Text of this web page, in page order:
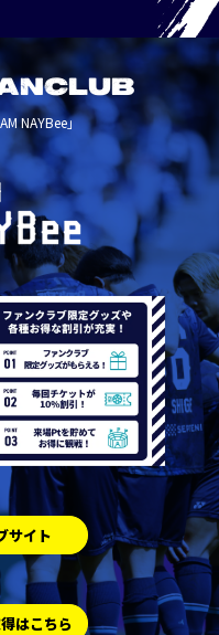
NAYBee」
サイト
はこちら